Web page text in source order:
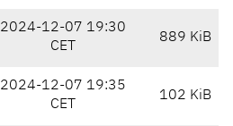
2024-12-07 19:30
CET
889 KiB
2024-12-07 19:35
CET
102 KiB